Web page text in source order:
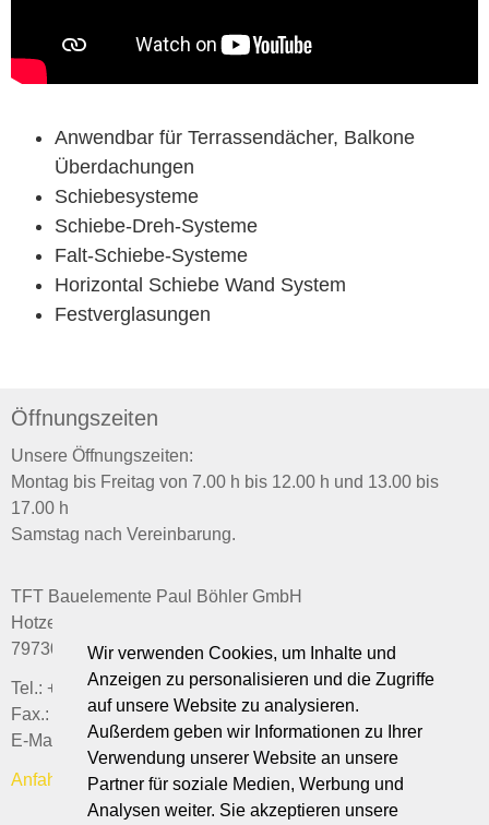
Wir verwenden Cookies, um Inhalte und
Anzeigen zu personalisieren und die Zugriffe
auf unsere Website zu analysieren.
Außerdem geben wir Informationen zu Ihrer
Verwendung unserer Website an unsere
Partner für soziale Medien, Werbung und
Analysen weiter. Sie akzeptieren unsere
Anwendbar für Terrassendächer, Balkone
Überdachungen
Schiebesysteme
Schiebe-Dreh-Systeme
Falt-Schiebe-Systeme
Horizontal Schiebe Wand System
Festverglasungen
Öffnungszeiten
Unsere Öffnungszeiten:
Montag bis Freitag von 7.00 h bis 12.00 h und 13.00 bis
17.00 h
Samstag nach Vereinbarung.
TFT Bauelemente Paul Böhler GmbH
Hotzenwaldstraße 43
79730 Murg-Niederhof
Tel.: +49 (0)7763 - 803 79 0
Fax.: +49 (0)7763 - 803 79 29
E-Mail:
p.boehler(at)tft-bauelemente.de
Anfahrt